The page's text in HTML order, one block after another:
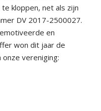
kloppen, net als zijn
DV 2017-2500027.
en
won dit jaar de
onze vereniging: